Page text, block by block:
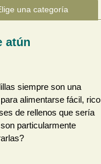
atún
siempre son una
alimentarse fácil, rico
de rellenos que sería
particularmente